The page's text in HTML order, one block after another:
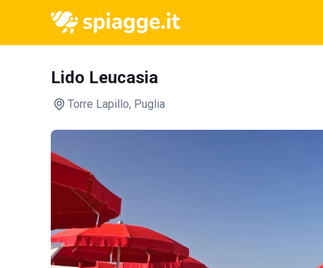
Lido Leucasia
Torre Lapillo, Puglia